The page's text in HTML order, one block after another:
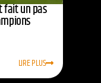
fait un pas
LIRE PLUS